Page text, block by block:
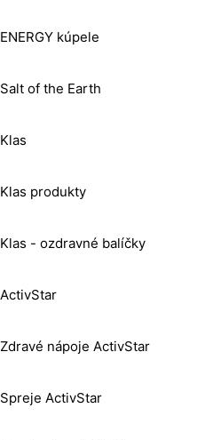
ENERGY kúpele
Salt of the Earth
Klas
Klas produkty
Klas - ozdravné balíčky
ActivStar
Zdravé nápoje ActivStar
Spreje ActivStar